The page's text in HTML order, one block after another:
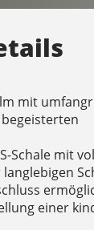
mit
Schale mit
einer